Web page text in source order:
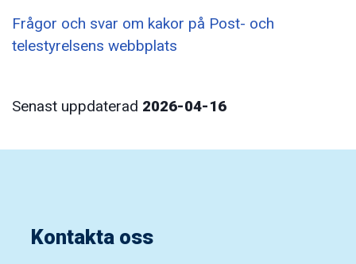
Frågor och svar om kakor på Post- och
telestyrelsens webbplats
Senast uppdaterad 2026-04-16
Kontakta oss